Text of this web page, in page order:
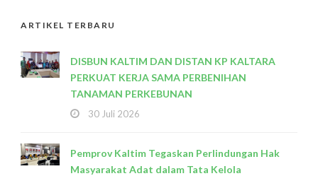
ARTIKEL TERBARU
DISBUN KALTIM DAN DISTAN KP KALTARA
PERKUAT KERJA SAMA PERBENIHAN
TANAMAN PERKEBUNAN
30 Juli 2026
Pemprov Kaltim Tegaskan Perlindungan Hak
Masyarakat Adat dalam Tata Kelola